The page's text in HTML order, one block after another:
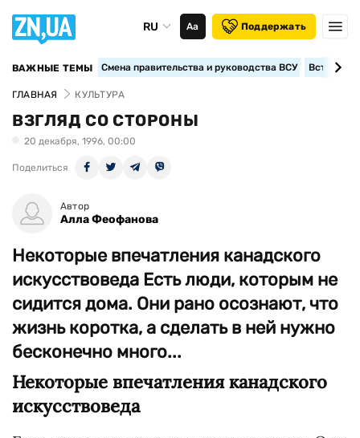
RU Аа Поддержать
ВАЖНЫЕ ТЕМЫ Смена правительства и руководства ВСУ
ГЛАВНАЯ КУЛЬТУРА
ВЗГЛЯД СО СТОРОНЫ
20 декабря, 1996, 00:00
Поделиться
Автор
Алла Феофанова
Некоторые впечатления канадского
искусствоведа Есть люди, которым не
сидится дома. Они рано осознают, что
жизнь коротка, а сделать в ней нужно
бесконечно много...
Некоторые впечатления канадского
искусствоведа